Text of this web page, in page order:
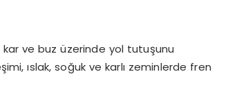
kar ve buz üzerinde yol tutuşunu
ıslak, soğuk ve karlı zeminlerde fren